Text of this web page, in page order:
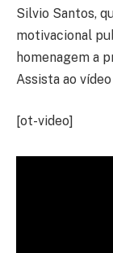
Silvio Santos,
motivacional
homenagem a
Assista ao
[ot-video]